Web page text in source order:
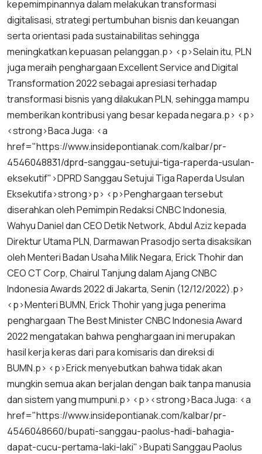
kepemimpinannyadalammelakukantransformasi
digitalisasi, strategi pertumbuhan bisnisdankeuangan
sertaorientasi padasustainabilitassehingga
meningkatkankepuasan pelanggan.p> <p>Selainitu, PLN
jugameraih penghargaanExcellentServiceandDigital
Transformation2022sebagaiapresiasiterhadap
transformasi bisnisyangdilakukanPLN, sehinggamampu
memberikankontribusiyang besarkepadanegara.p> <p>
<strong>BacaJuga: <a
href="https://www.insidepontianak.com/kalbar/pr-
4546048831/dprd-sanggau-setujui-tiga-raperda-usulan-
eksekutif">DPRDSanggauSetujui TigaRaperdaUsulan
Eksekutifa>strong>p> <p>Penghargaantersebut
diserahkanolehPemimpinRedaksiCNBCIndonesia,
WahyuDanieldanCEODetikNetwork, AbdulAzizkepada
DirekturUtamaPLN, DarmawanPrasodjosertadisaksikan
olehMenteriBadanUsahaMilikNegara, ErickThohirdan
CEOCTCorp, Chairul TanjungdalamAjangCNBC
IndonesiaAwards2022diJakarta, Senin (12/12/2022).p>
<p>MenteriBUMN, ErickThohiryang juga penerima
penghargaan TheBestMinisterCNBCIndonesiaAward
2022mengatakan bahwa penghargaaninimerupakan
hasilkerjakerasdari parakomisarisdandireksidi
BUMN.p> <p>Erickmenyebutkan bahwatidakakan
mungkinsemuaakan berjalandengan baiktanpamanusia
dansistemyangmumpuni.p> <p><strong>BacaJuga: <a
href="https://www.insidepontianak.com/kalbar/pr-
4546048660/bupati-sanggau-paolus-hadi-bahagia-
dapat-cucu-pertama-laki-laki">BupatiSanggauPaolus